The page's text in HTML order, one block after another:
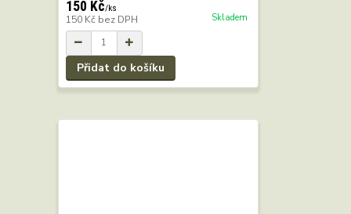
150 Kč/ks
150 Kč bez DPH Skladem
Přidat do košíku